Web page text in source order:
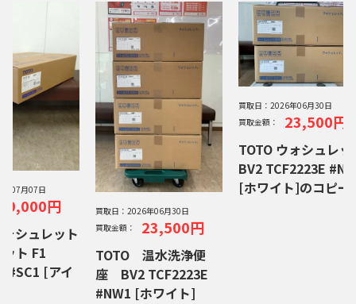
年07月07日
円
シュレット
ト F1
#SC1 [アイ
買取日： 2026年06月30日
買取金額：
23,500円
TOTO 温水洗浄便
座 BV2 TCF2223E
#NW1 [ホワイト]
買取日： 2026年06月30日
買取金額：
23,500円
TOTO ウォシュレッ
BV2 TCF2223E
[ホワイト]のコピー